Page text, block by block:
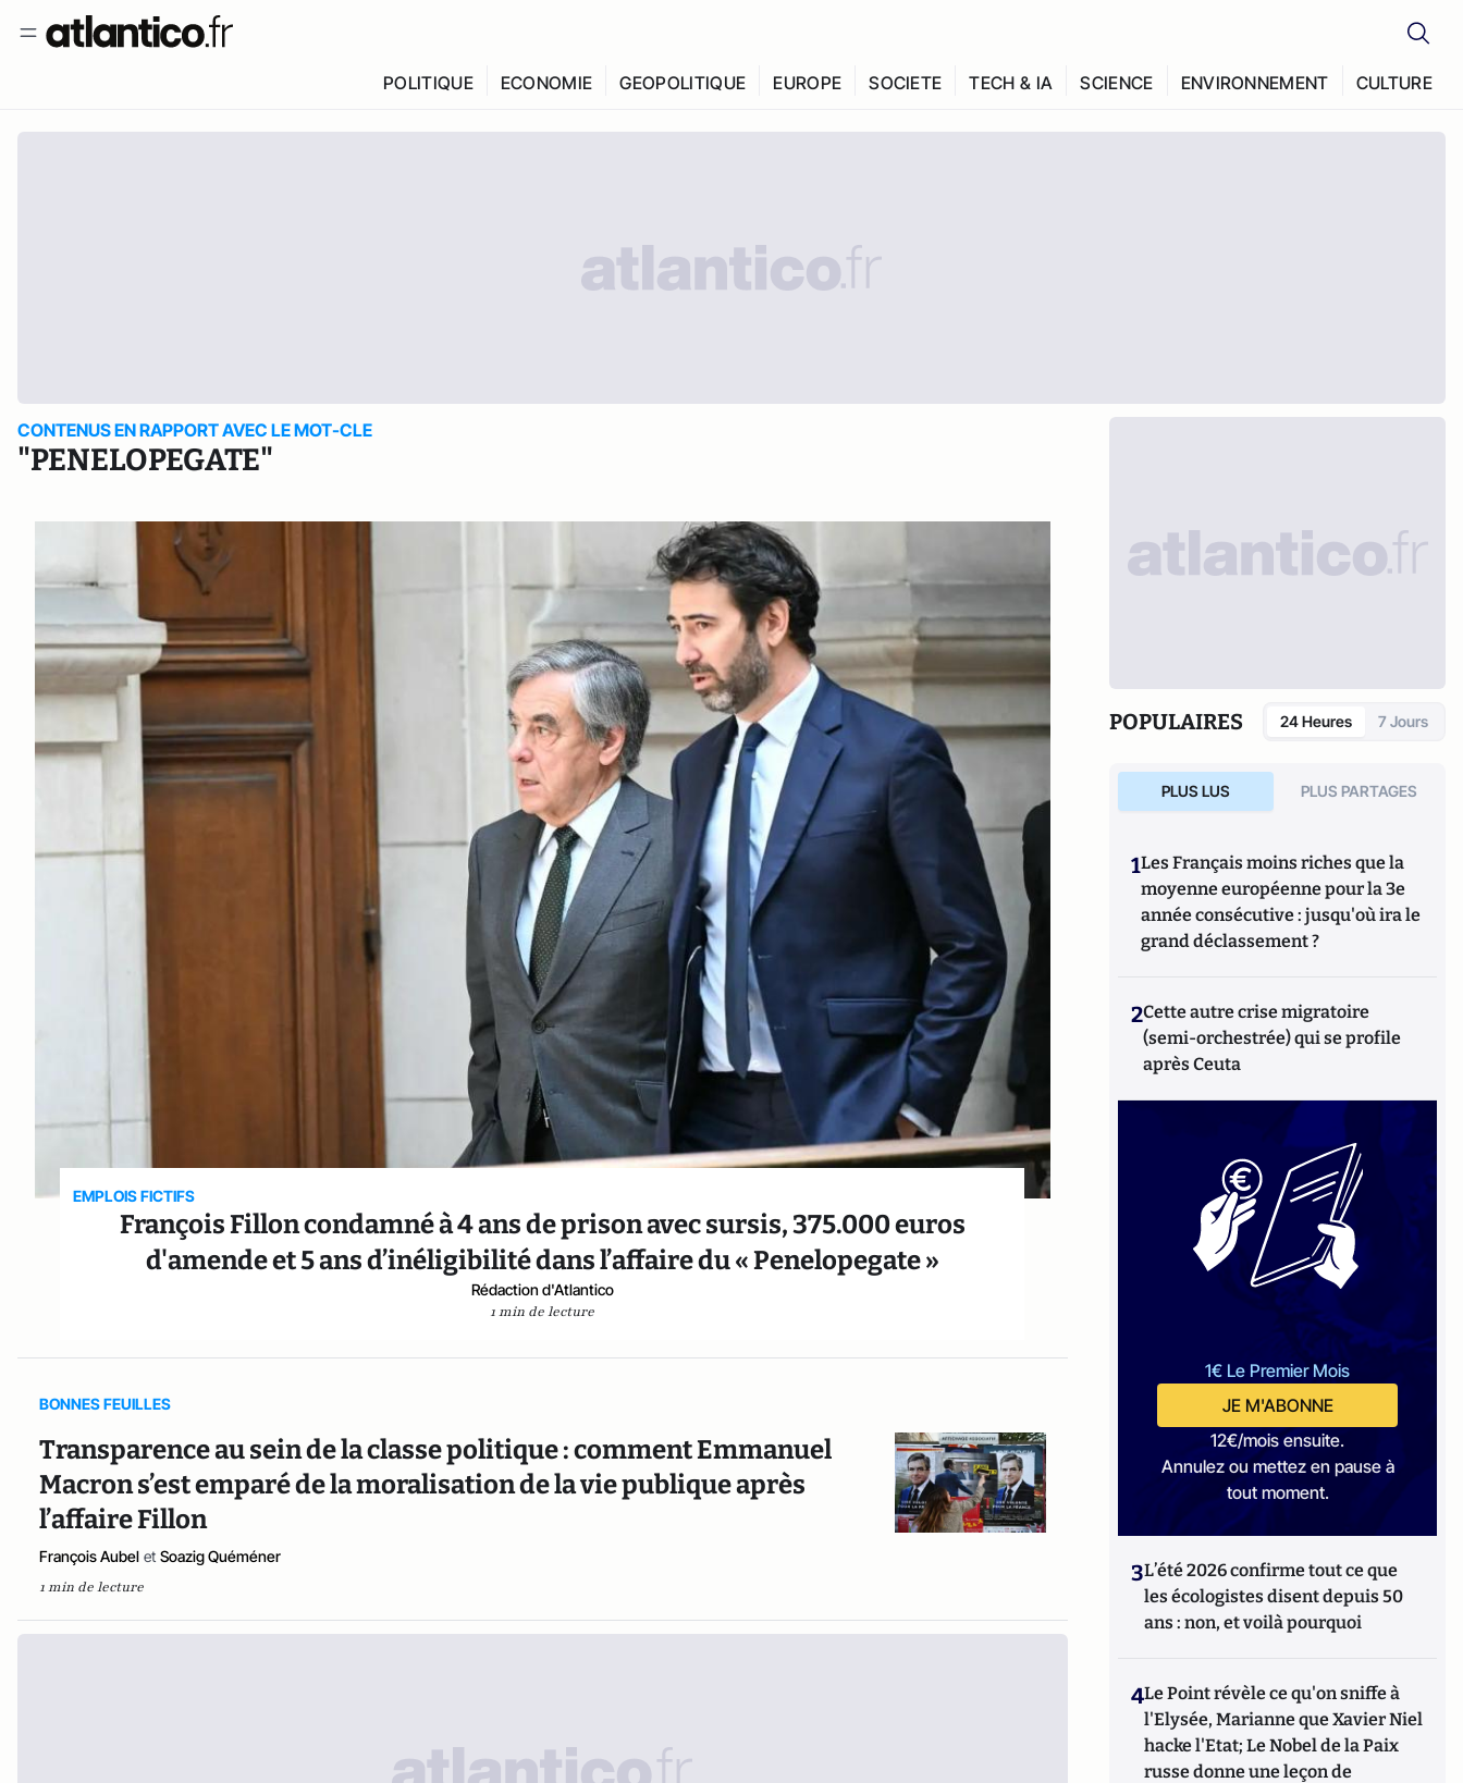
POLITIQUE ECONOMIE GEOPOLITIQUE EUROPE SOCIETE TECH & IA SCIENCE ENVIRONNEMENT CULTURE
CONTENUS EN RAPPORT AVEC LE MOT-CLE
"PENELOPEGATE"
EMPLOIS FICTIFS
François Fillon condamné à 4 ans de prison avec sursis, 375.000 euros
d'amende et 5 ans d’inéligibilité dans l’affaire du « Penelopegate »
Rédaction d'Atlantico
1 min de lecture
BONNES FEUILLES
Transparence au sein de la classe politique : comment Emmanuel
Macron s’est emparé de la moralisation de la vie publique après
l’affaire Fillon
François Aubel et Soazig Quéméner
1 min de lecture
POPULAIRES 24 Heures 7 Jours
PLUS LUS PLUS PARTAGES
1Les Français moins riches que la
moyenne européenne pour la 3e
année consécutive : jusqu'où ira le
grand déclassement ?
2Cette autre crise migratoire
(semi-orchestrée) qui se profile
après Ceuta
1€ Le Premier Mois
JE M'ABONNE
12€/mois ensuite.
Annulez ou mettez en pause à
tout moment.
3L’été 2026 confirme tout ce que
les écologistes disent depuis 50
ans : non, et voilà pourquoi
4Le Point révèle ce qu'on sniffe à
l'Elysée, Marianne que Xavier Niel
hacke l'Etat; Le Nobel de la Paix
russe donne une leçon de